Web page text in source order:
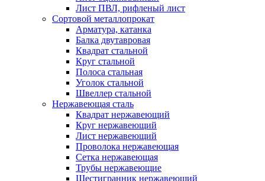
Лист ПВЛ, рифленый лист
Сортовой металлопрокат
Арматура, катанка
Балка двутавровая
Квадрат стальной
Круг стальной
Полоса стальная
Уголок стальной
Швеллер стальной
Нержавеющая сталь
Квадрат нержавеющий
Круг нержавеющий
Лист нержавеющий
Проволока нержавеющая
Сетка нержавеющая
Трубы нержавеющие
Шестигранник нержавеющий